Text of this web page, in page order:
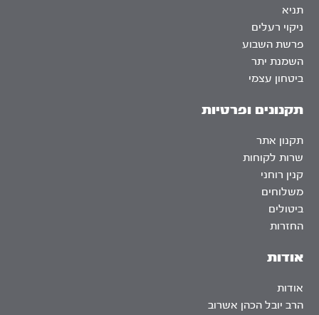
אודות
אודות
הרב יובל הכהן אשרוב
תניא
ניקוי רעלים
פרשת השבוע
השמנת יתר
ביטחון עצמי
תקנונים ופרטיות
תקנון אתר
שרות לקוחות
קנין רוחני
משלוחים
ביטולים
החזרות